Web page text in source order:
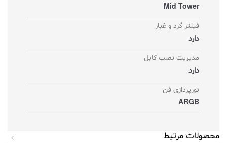
Mid Tower
فیلتر گرد و غبار
دارد
مدیریت نصب کابل
دارد
نورپردازی فن
ARGB
محصولات مرتبط